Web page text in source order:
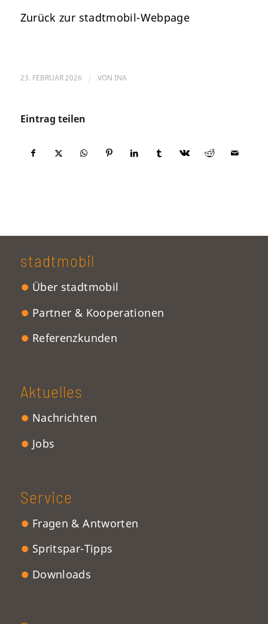
Zurück zur stadtmobil-Webpage
23. FEBRUAR 2026 / VON INA
Eintrag teilen
stadtmobil
Über stadtmobil
Partner & Kooperationen
Referenzkunden
Aktuelles
Nachrichten
Jobs
Service
Fragen & Antworten
Spritspar-Tipps
Downloads